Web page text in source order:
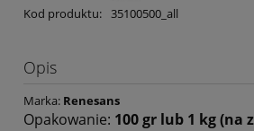
Kod produktu: 35100500_all
Opis
Marka: Renesans
Opakowanie: 100 gr lub 1 kg (na